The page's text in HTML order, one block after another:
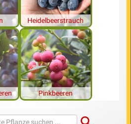
Heidelbeerstrauch
Pinkbeeren